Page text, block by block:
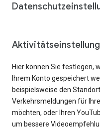
Hier können Sie festlegen,
Ihrem Konto gespeichert
beispielsweise den
Verkehrsmeldungen für
möchten, oder Ihren
um bessere